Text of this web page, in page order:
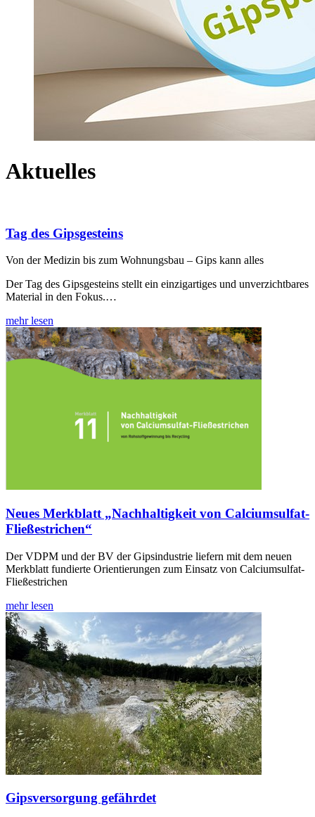
Aktuelles
Tag des Gipsgesteins
Von der Medizin bis zum Wohnungsbau – Gips kann alles
Der Tag des Gipsgesteins stellt ein einzigartiges und unverzichtbares
Material in den Fokus.…
mehr lesen
Neues Merkblatt „Nachhaltigkeit von Calciumsulfat-
Fließestrichen“
Der VDPM und der BV der Gipsindustrie liefern mit dem neuen
Merkblatt fundierte Orientierungen zum Einsatz von Calciumsulfat-
Fließestrichen
mehr lesen
Gipsversorgung gefährdet